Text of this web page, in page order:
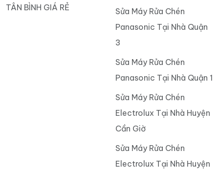
TÂN BÌNH GIÁ RẺ
Sửa Máy Rửa Chén
Panasonic Tại Nhà Quận
3
Sửa Máy Rửa Chén
Panasonic Tại Nhà Quận 1
Sửa Máy Rửa Chén
Electrolux Tại Nhà Huyện
Cần Giờ
Sửa Máy Rửa Chén
Electrolux Tại Nhà Huyện